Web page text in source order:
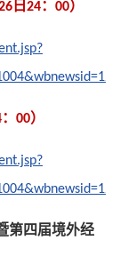
日24：00）
00）
第四届境外经